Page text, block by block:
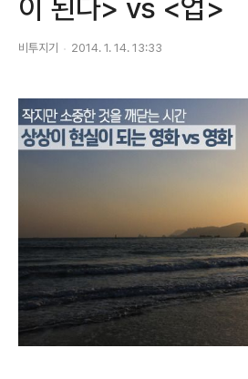
이 된다> vs <업>
비투지기 2014. 1. 14. 13:33